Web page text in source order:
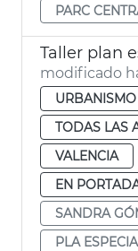
PARC
Taller plan
modificado
TODAS LAS
VALENCIA
EN
SANDRA
PLA